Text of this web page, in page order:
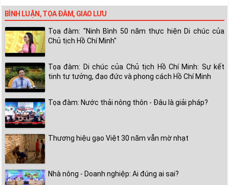
BÌNH LUẬN, TỌA ĐÀM, GIAO LƯU
Tọa đàm: "Ninh Bình 50 năm thực hiện Di chúc của
Chủ tịch Hồ Chí Minh"
Tọa đàm: Di chúc của Chủ tịch Hồ Chí Minh: Sự kết
tinh tư tưởng, đạo đức và phong cách Hồ Chí Minh
Tọa đàm: Nước thải nông thôn - Đâu là giải pháp?
Thương hiệu gạo Việt 30 năm vẫn mờ nhạt
Nhà nông - Doanh nghiệp: Ai đúng ai sai?